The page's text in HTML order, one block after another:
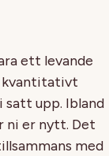
ett levande
kvantitativt
upp. Ibland
ni er nytt. Det
med